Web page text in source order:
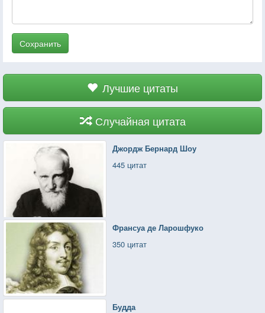
Сохранить
Лучшие цитаты
Случайная цитата
Джордж Бернард Шоу
445 цитат
Франсуа де Ларошфуко
350 цитат
Будда